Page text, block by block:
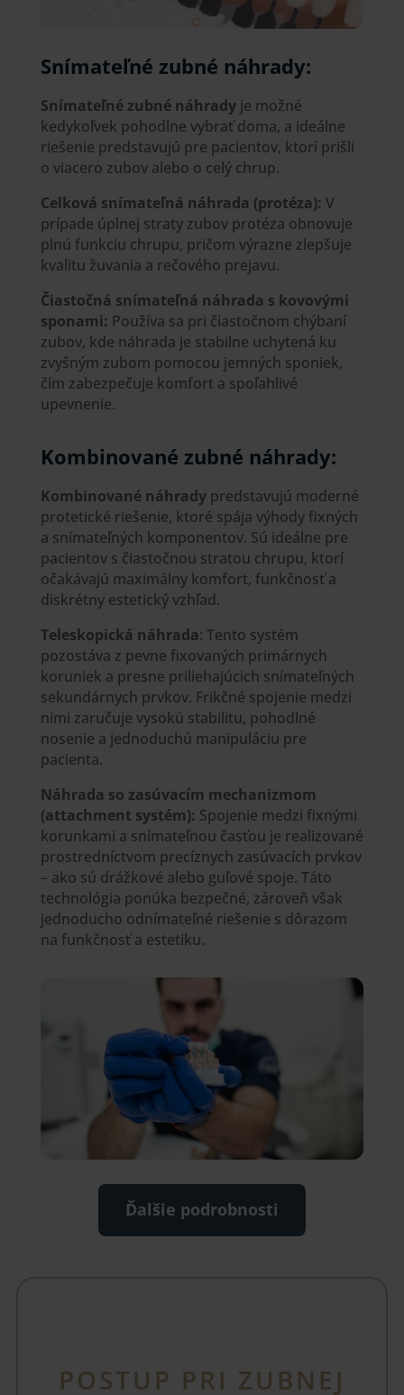
Snímateľné zubné náhrady:
Snímateľné zubné náhradyje možné
kedykoľvek pohodlne vybrať doma, a ideálne
riešenie predstavujú pre pacientov, ktorí prišli
o viacero zubov alebo o celý chrup.
Celková snímateľná náhrada (protéza): V
prípade úplnej straty zubov protéza obnovuje
plnú funkciu chrupu, pričom výrazne zlepšuje
kvalitu žuvania a rečového prejavu.
Čiastočná snímateľná náhrada s kovovými
sponami: Používa sa pri čiastočnom chýbaní
zubov, kde náhrada je stabilne uchytená ku
zvyšným zubom pomocou jemných sponiek,
čím zabezpečuje komfort a spoľahlivé
upevnenie.
Kombinované zubné náhrady:
Kombinované náhradypredstavujú moderné
protetické riešenie, ktoré spája výhody fixných
a snímateľných komponentov. Sú ideálne pre
pacientov s čiastočnou stratou chrupu, ktorí
očakávajú maximálny komfort, funkčnosť a
diskrétny estetický vzhľad.
Teleskopická náhrada: Tento systém
pozostáva z pevne fixovaných primárnych
koruniek a presne priliehajúcich snímateľných
sekundárnych prvkov. Frikčné spojenie medzi
nimi zaručuje vysokú stabilitu, pohodlné
nosenie a jednoduchú manipuláciu pre
pacienta.
Náhrada so zasúvacím mechanizmom
(attachment systém): Spojenie medzi fixnými
korunkami a snímateľnou časťou je realizované
prostredníctvom precíznych zasúvacích prvkov
– ako sú drážkové alebo guľové spoje. Táto
technológia ponúka bezpečné, zároveň však
jednoducho odnímateľné riešenie s dôrazom
na funkčnosť a estetiku.
Ďalšie podrobnosti
POSTUP PRI ZUBNEJ